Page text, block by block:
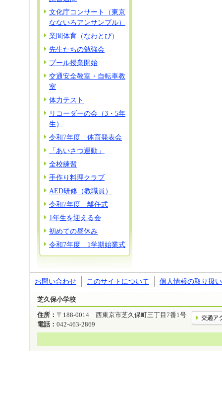
文化庁コンサート（東京
なないろアンサンブル）
業間体育（なわとび）
先生たちの勉強会
プール授業開始
交通安全教室・自転車教
室
体力テスト
リコーダーの会（3・5年
生）
令和7年度 体育発表会
「あいさつ運動」
全校練習
手作り料理クラブ
AED研修（教職員）
令和7年度 離任式
1年生を迎える会
初めての昼休み
令和7年度 1学期始業式
お問い合わせ このサイトについて 個人情報の取り扱い
芝久保小学校
住所： 〒188-0014 西東京市芝久保町三丁目7番1号
電話： 042-463-2869